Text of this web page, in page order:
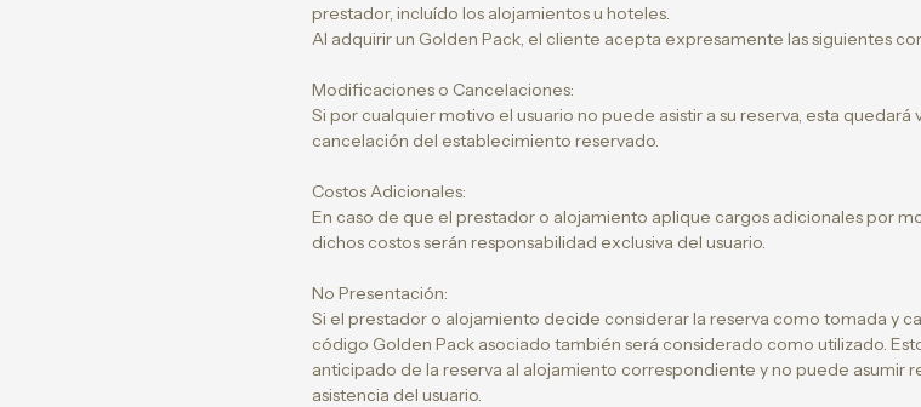
prestador, incluído los alojamientos u hoteles.
Al adquirir un Golden Pack, el cliente acepta expresamente las siguientes
Modificaciones o Cancelaciones:
Si por cualquier motivo el usuario no puede asistir a su reserva, esta
cancelación del establecimiento reservado.
Costos Adicionales:
En caso de que el prestador o alojamiento aplique cargos adicionales por
dichos costos serán responsabilidad exclusiva del usuario.
No Presentación:
Si el prestador o alojamiento decide considerar la reserva como tomada y
código Golden Pack asociado también será considerado como utilizado.
anticipado de la reserva al alojamiento correspondiente y no puede asumir
asistencia del usuario.